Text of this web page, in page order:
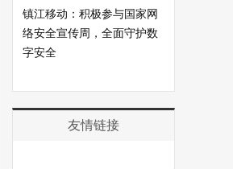
镇江移动：积极参与国家网
络安全宣传周，全面守护数
字安全
友情链接